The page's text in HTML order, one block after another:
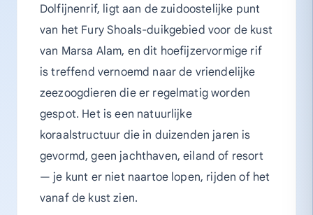
Dolfijnenrif, ligt aan de zuidoostelijke punt
van het Fury Shoals-duikgebied voor de kust
van Marsa Alam, en dit hoefijzervormige rif
is treffend vernoemd naar de vriendelijke
zeezoogdieren die er regelmatig worden
gespot. Het is een natuurlijke
koraalstructuur die in duizenden jaren is
gevormd, geen jachthaven, eiland of resort
— je kunt er niet naartoe lopen, rijden of het
vanaf de kust zien.